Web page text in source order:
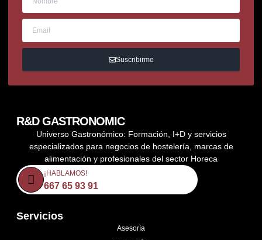
Suscribirme
R&D GASTRONOMIC
Universo Gastronómico: Formación, I+D y servicios
especializados para negocios de hostelería, marcas de
alimentación y profesionales del sector Horeca
¡HABLAMOS!
667 65 93 91
Servicios
Asesoría